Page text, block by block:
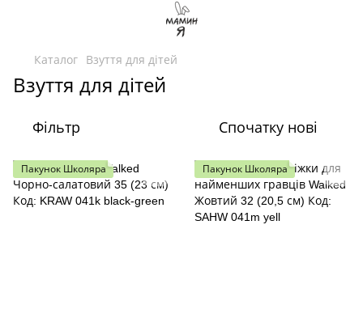
Каталог Взуття для дітей
Взуття для дітей
Фільтр Спочатку нові
Пакунок Школяра Пакунок Школяра